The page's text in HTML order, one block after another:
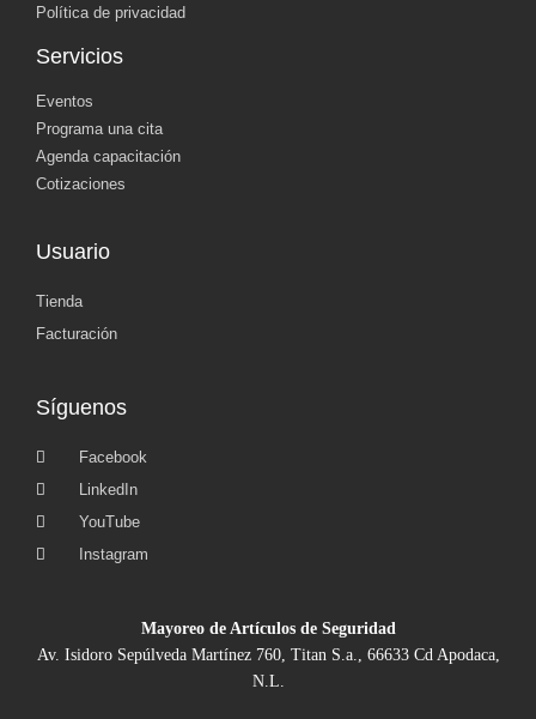
Política de privacidad
Servicios
Eventos
Programa una cita
Agenda capacitación
Cotizaciones
Usuario
Tienda
Facturación
Síguenos
Facebook
LinkedIn
YouTube
Instagram
Mayoreo de Artículos de Seguridad
Av. Isidoro Sepúlveda Martínez 760, Titan S.a., 66633 Cd Apodaca,
N.L.